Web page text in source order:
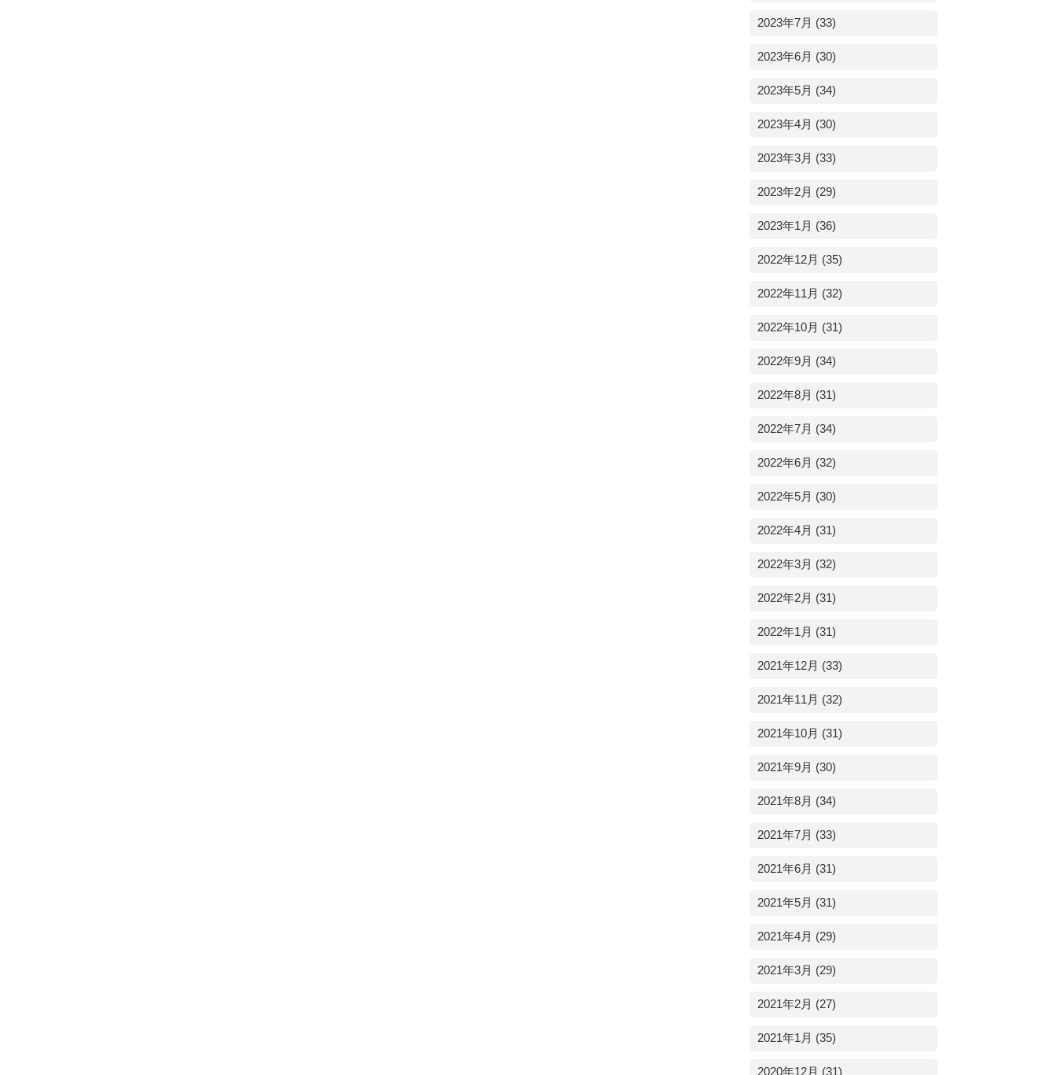
2023年7月 (33)
2023年6月 (30)
2023年5月 (34)
2023年4月 (30)
2023年3月 (33)
2023年2月 (29)
2023年1月 (36)
2022年12月 (35)
2022年11月 (32)
2022年10月 (31)
2022年9月 (34)
2022年8月 (31)
2022年7月 (34)
2022年6月 (32)
2022年5月 (30)
2022年4月 (31)
2022年3月 (32)
2022年2月 (31)
2022年1月 (31)
2021年12月 (33)
2021年11月 (32)
2021年10月 (31)
2021年9月 (30)
2021年8月 (34)
2021年7月 (33)
2021年6月 (31)
2021年5月 (31)
2021年4月 (29)
2021年3月 (29)
2021年2月 (27)
2021年1月 (35)
2020年12月 (31)